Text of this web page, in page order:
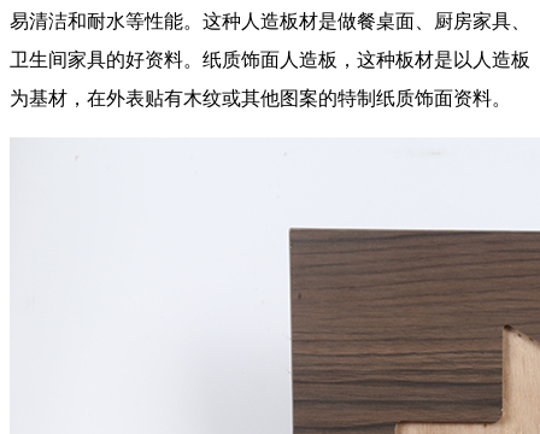
易清洁和耐水等性能。这种人造板材是做餐桌面、厨房家具、
卫生间家具的好资料。纸质饰面人造板，这种板材是以人造板
为基材，在外表贴有木纹或其他图案的特制纸质饰面资料。